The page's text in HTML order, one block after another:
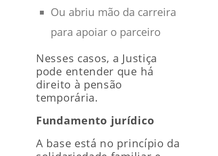
Ou abriu mão da carreira
para apoiar o parceiro
Nesses casos, a Justiça
pode entender que há
direito à pensão
temporária.
Fundamento jurídico
A base está no princípio da